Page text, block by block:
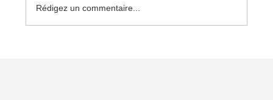
Rédigez un commentaire...